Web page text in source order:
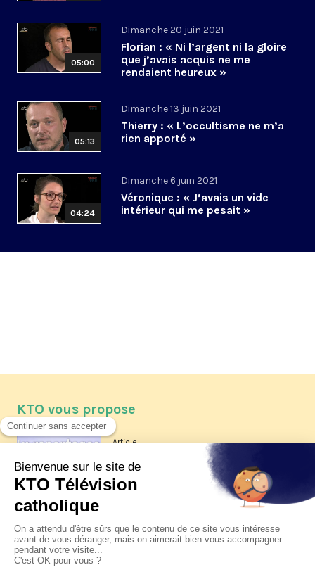
05:00
Dimanche 20 juin 2021
Florian : « Ni l’argent ni la gloire
que j’avais acquis ne me
rendaient heureux »
05:13
Dimanche 13 juin 2021
Thierry : « L’occultisme ne m’a
rien apporté »
04:24
Dimanche 6 juin 2021
Véronique : « J’avais un vide
intérieur qui me pesait »
KTO vous propose
Article
Les reportages d'été 2026 de KTO
La visite pastorale du pape Léon
XIV à Assise à suivre sur KTO le
jeudi 6 août